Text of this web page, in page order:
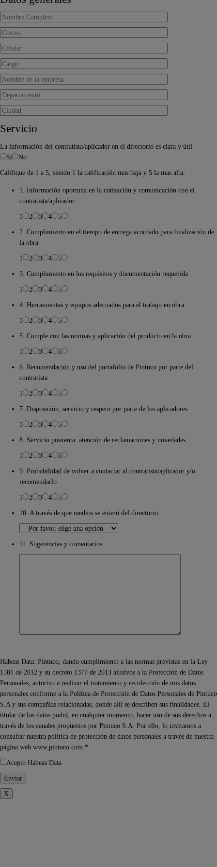
Servicio
La información del contratista/aplicador en el directorio es clara y útil
Si
No
Califique de 1 a 5, siendo 1 la calificación mas baja y 5 la mas alta:
1. Información oportuna en la cotización y comunicación con el
contratista/aplicador
1
2 3 4
5
2. Cumplimiento en el tiempo de entrega acordado para finalización de
la obra
1
2 3 4
5
3. Cumplimiento en los requisitos y documentación requerida
1
2 3 4
5
4. Herramientas y equipos adecuados para el trabajo en obra
1
2 3 4
5
5. Cumple con las normas y aplicación del producto en la obra
1
2 3 4
5
6. Recomendación y uso del portafolio de Pintuco por parte del
contratista
1
2 3 4
5
7. Disposición, servicio y respeto por parte de los aplicadores
1
2 3 4
5
8. Servicio posventa: atención de reclamaciones y novedades
1
2 3 4
5
9. Probabilidad de volver a contactar al contratista/aplicador y/o
recomendarlo
1
2 3 4
5
10. A través de que medios se enteró del directorio
11. Sugerencias y comentarios
Habeas Data: Pintuco, dando cumplimiento a las normas previstas en la Ley
1581 de 2012 y su decreto 1377 de 2013 alusivos a la Protección de Datos
Personales, autorizo a realizar el tratamiento y recolección de mis datos
personales conforme a la Política de Protección de Datos Personales de Pintuco
S.A y sus compañías relacionadas, donde allí se describen sus finalidades. El
titular de los datos podrá, en cualquier momento, hacer uso de sus derechos a
través de los canales propuestos por Pintuco S.A. Por ello, lo invitamos a
consultar nuestra política de protección de datos personales a través de nuestra
página web www.pintuco.com.*
Acepto Habeas Data
X